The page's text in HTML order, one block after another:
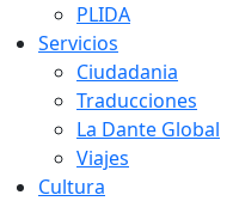
PLIDA
Servicios
Ciudadania
Traducciones
La Dante Global
Viajes
Cultura